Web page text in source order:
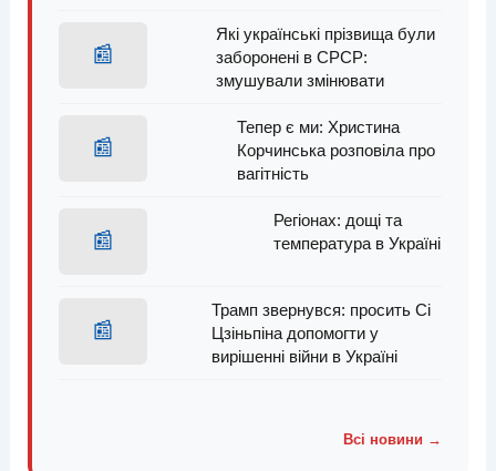
📰
Які українські прізвища були
заборонені в СРСР:
змушували змінювати
📰
Тепер є ми: Христина
Корчинська розповіла про
вагітність
📰
Регіонах: дощі та
температура в Україні
📰
Трамп звернувся: просить Сі
Цзіньпіна допомогти у
вирішенні війни в Україні
Всі новини →